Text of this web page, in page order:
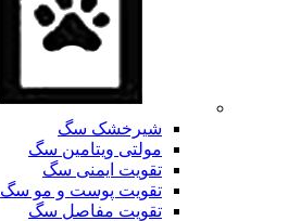
شیرخشک سگ
مولتی ویتامین سگ
تقویت ایمنی سگ
تقویت پوست و مو سگ
تقویت مفاصل سگ